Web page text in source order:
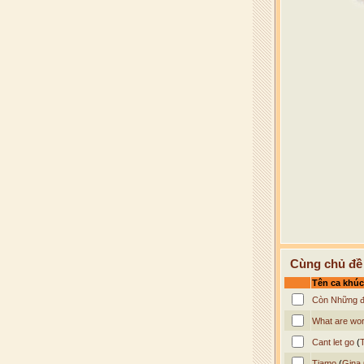
Cùng chủ
Tên ca khúc
Còn Những
What are
Cant let go(